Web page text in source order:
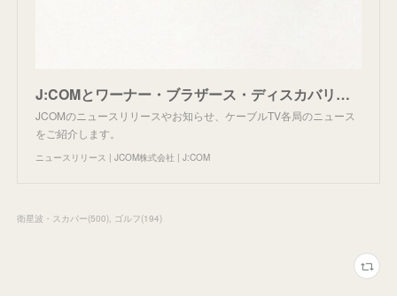
J:COMとワーナー・ブラザース・ディスカバリーが日本での戦略的提携を拡大<br>ディスカバリーチャンネル、アニマルプラネット、カートゥーン ネットワーク、MONDO TV、旅チャンネル、ムービープラ
JCOMのニュースリリースやお知らせ、ケーブルTV各局のニュース
をご紹介します。
ニュースリリース | JCOM株式会社 | J:COM
衛星波・スカパー(500) ゴルフ(194)